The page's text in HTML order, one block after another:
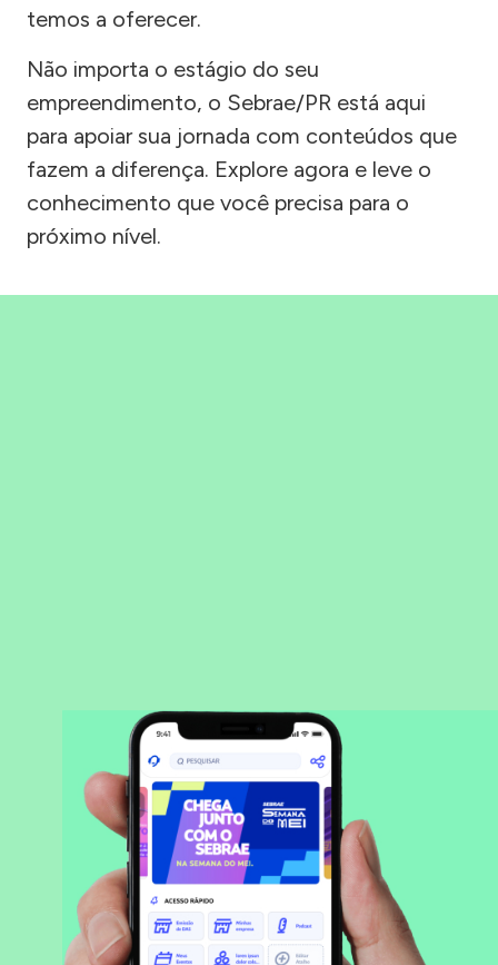
temos a oferecer.
Não importa o estágio do seu
empreendimento, o Sebrae/PR está aqui
para apoiar sua jornada com conteúdos que
fazem a diferença. Explore agora e leve o
conhecimento que você precisa para o
próximo nível.